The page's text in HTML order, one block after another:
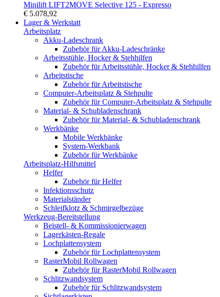
Minilift LIFT2MOVE Selective 125 - Expresso
€ 5.078,92
Lager & Werkstatt
Arbeitsplatz
Akku-Ladeschrank
Zubehör für Akku-Ladeschränke
Arbeitsstühle, Hocker & Stehhilfen
Zubehör für Arbeitsstühle, Hocker & Stehhilfen
Arbeitstische
Zubehör für Arbeitstische
Computer-Arbeitsplatz & Stehpulte
Zubehör für Computer-Arbeitsplatz & Stehpulte
Material- & Schubladenschrank
Zubehör für Material- & Schubladenschrank
Werkbänke
Mobile Werkbänke
System-Werkbank
Zubehör für Werkbänke
Arbeitsplatz-Hilfsmittel
Helfer
Zubehör für Helfer
Infektionsschutz
Materialständer
Schleifklotz & Schmirgelbezüge
Werkzeug-Bereitstellung
Beistell- & Kommissionierwagen
Lagerkästen-Regale
Lochplattensystem
Zubehör für Lochplattensystem
RasterMobil Rollwagen
Zubehör für RasterMobil Rollwagen
Schlitzwandsystem
Zubehör für Schlitzwandsystem